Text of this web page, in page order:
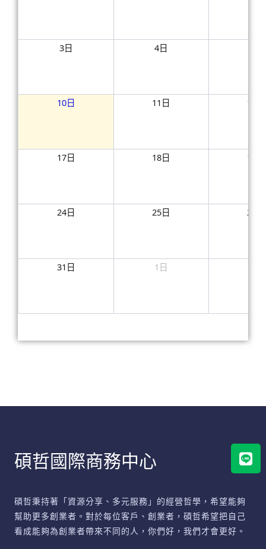
3日 4日
10日 11日 12日
17日 18日 19日
24日 25日 26日
31日 1日
碩哲國際商務中心
碩哲秉持著「資源分享、多元服務」的經營哲學，希望能夠
幫助更多創業者。對於每位客戶、創業者，碩哲希望把自己
看成能夠為創業者帶來不同的人，你們好，我們才會更好。